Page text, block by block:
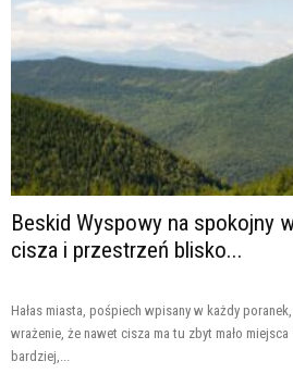
Beskid Wyspowy na spokojny
cisza i przestrzeń blisko...
Hałas miasta, pośpiech wpisany w każdy
wrażenie, że nawet cisza ma tu zbyt mało
bardziej,...